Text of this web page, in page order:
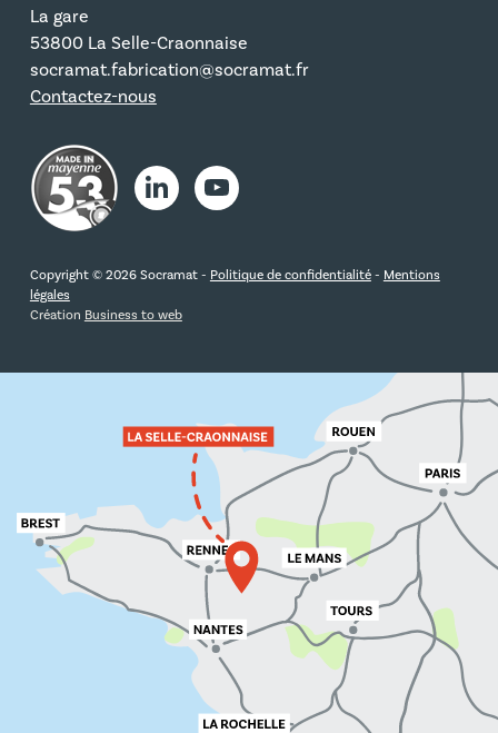
La gare
53800 La Selle-Craonnaise
socramat.fabrication@socramat.fr
Contactez-nous
Copyright © 2026 Socramat - Politique de confidentialité- Mentions
légales
Création Business to web